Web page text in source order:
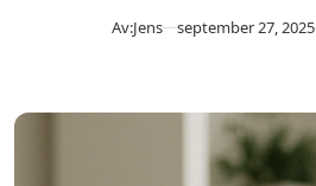
Av:Jens Publicerad
september 27, 2025